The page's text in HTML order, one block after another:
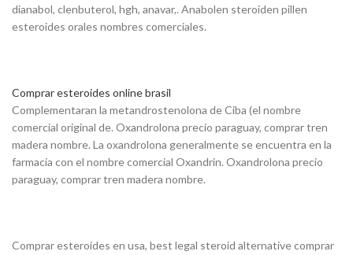
dianabol, clenbuterol, hgh, anavar,. Anabolen steroiden pillen
esteroides orales nombres comerciales.
Comprar esteroides online brasil
Complementaran la metandrostenolona de Ciba (el nombre
comercial original de. Oxandrolona precio paraguay, comprar tren
madera nombre. La oxandrolona generalmente se encuentra en la
farmacia con el nombre comercial Oxandrin. Oxandrolona precio
paraguay, comprar tren madera nombre.
Comprar esteroides en usa, best legal steroid alternative comprar